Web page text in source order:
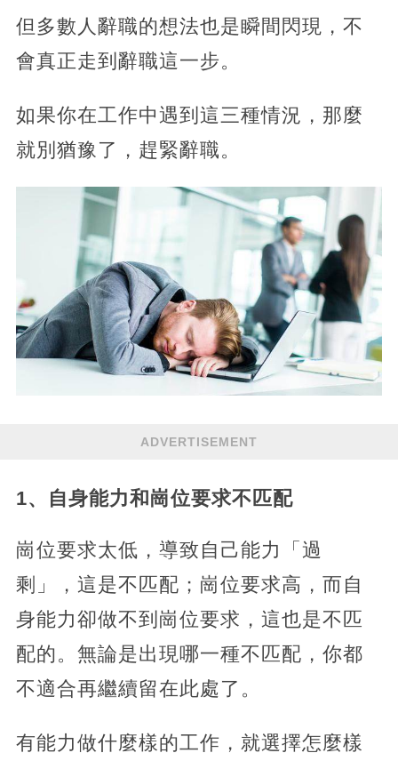
但多數人辭職的想法也是瞬間閃現，不
會真正走到辭職這一步。
如果你在工作中遇到這三種情況，那麼
就別猶豫了，趕緊辭職。
ADVERTISEMENT
1、自身能力和崗位要求不匹配
崗位要求太低，導致自己能力「過
剩」，這是不匹配；崗位要求高，而自
身能力卻做不到崗位要求，這也是不匹
配的。無論是出現哪一種不匹配，你都
不適合再繼續留在此處了。
有能力做什麼樣的工作，就選擇怎麼樣